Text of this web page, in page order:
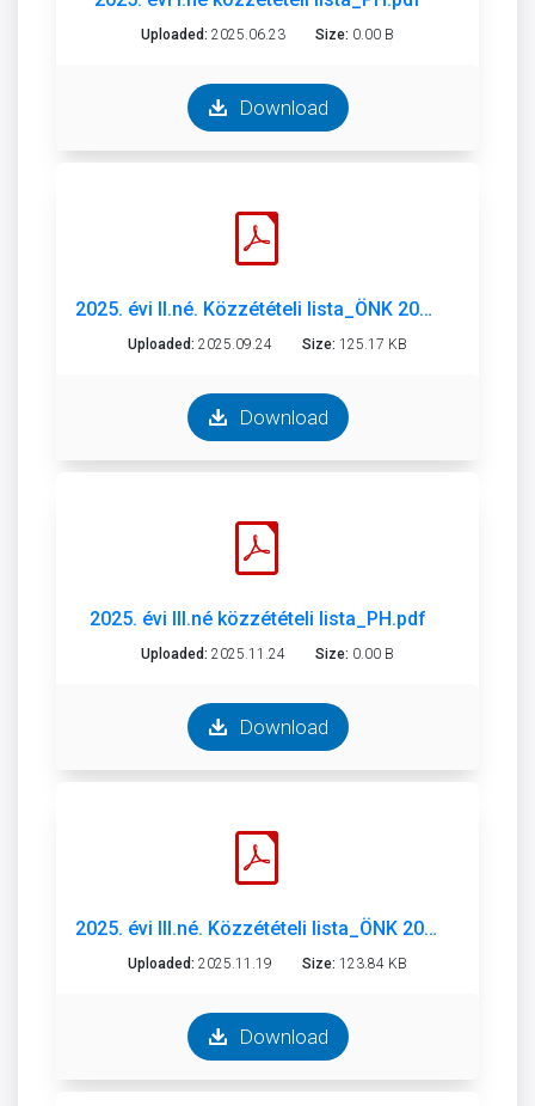
Uploaded: 2025.06.23 Size: 0.00 B
Download
2025. évi II.né. Közzétételi lista_ÖNK 2025. II.né..pdf
Uploaded: 2025.09.24 Size: 125.17 KB
Download
2025. évi III.né közzétételi lista_PH.pdf
Uploaded: 2025.11.24 Size: 0.00 B
Download
2025. évi III.né. Közzétételi lista_ÖNK 2025. III.né_.pdf
Uploaded: 2025.11.19 Size: 123.84 KB
Download